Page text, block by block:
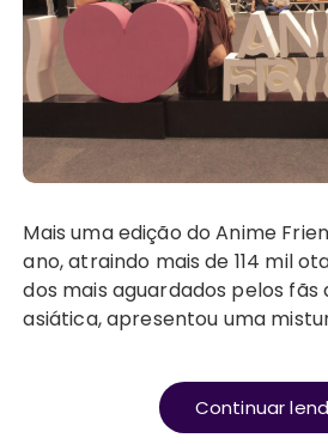
Mais uma edição do Anime Friends ocorreu este
ano, atraindo mais de 114 mil
dos mais aguardados pelos
asiática, apresentou uma
Continuar